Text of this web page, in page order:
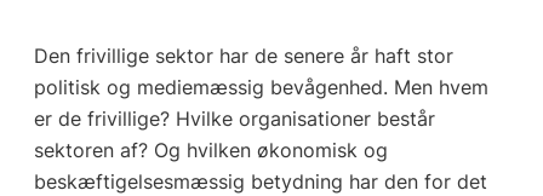
Den frivillige sektor har de senere år haft stor
politisk og mediemæssig bevågenhed. Men hvem
er de frivillige? Hvilke organisationer består
sektoren af? Og hvilken økonomisk og
beskæftigelsesmæssig betydning har den for det